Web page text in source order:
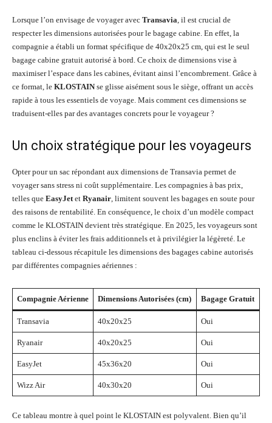
Lorsque l’on envisage de voyager avec Transavia, il est crucial de
respecter les dimensions autorisées pour le bagage cabine. En effet, la
compagnie a établi un format spécifique de 40x20x25 cm, qui est le seul
bagage cabine gratuit autorisé à bord. Ce choix de dimensions vise à
maximiser l’espace dans les cabines, évitant ainsi l’encombrement. Grâce à
ce format, le KLOSTAIN se glisse aisément sous le siège, offrant un accès
rapide à tous les essentiels de voyage. Mais comment ces dimensions se
traduisent-elles par des avantages concrets pour le voyageur ?
Un choix stratégique pour les voyageurs
Opter pour un sac répondant aux dimensions de Transavia permet de
voyager sans stress ni coût supplémentaire. Les compagnies à bas prix,
telles que EasyJetet Ryanair, limitent souvent les bagages en soute pour
des raisons de rentabilité. En conséquence, le choix d’un modèle compact
comme le KLOSTAIN devient très stratégique. En 2025, les voyageurs sont
plus enclins à éviter les frais additionnels et à privilégier la légèreté. Le
tableau ci-dessous récapitule les dimensions des bagages cabine autorisés
par différentes compagnies aériennes :
Compagnie Aérienne Dimensions Autorisées (cm) Bagage Gratuit
Transavia 40x20x25 Oui
Ryanair 40x20x25 Oui
EasyJet 45x36x20 Oui
Wizz Air 40x30x20 Oui
Ce tableau montre à quel point le KLOSTAIN est polyvalent. Bien qu’il